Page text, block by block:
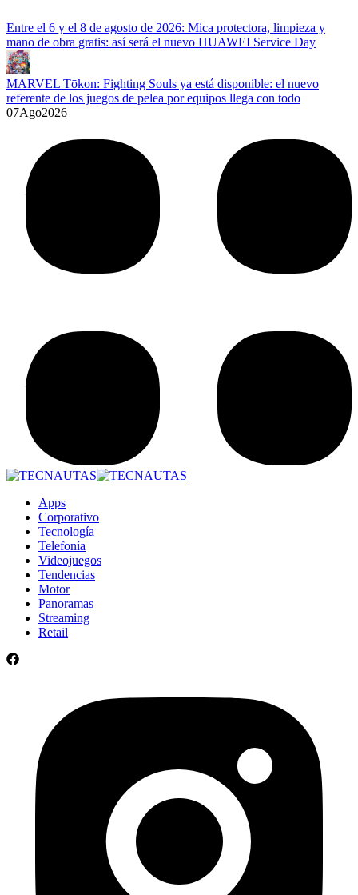
Entre el 6 y el 8 de agosto de 2026: Mica protectora, limpieza y
mano de obra gratis: así será el nuevo HUAWEI Service Day
MARVEL Tōkon: Fighting Souls ya está disponible: el nuevo
referente de los juegos de pelea por equipos llega con todo
07Ago2026
Apps
Corporativo
Tecnología
Telefonía
Videojuegos
Tendencias
Motor
Panoramas
Streaming
Retail